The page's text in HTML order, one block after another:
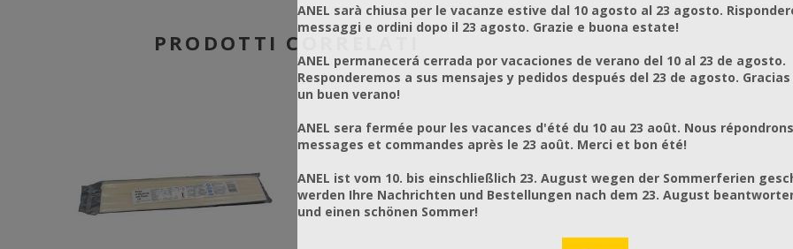
PRODOTTI CORRELATI
ANEL sarà chiusa per le vacanze estive dal 10 agosto al 23 agosto.
messaggi e ordini dopo il 23 agosto. Grazie e buona estate!
ANEL permanecerá cerrada por vacaciones de verano del 10 al 23 de agosto.
Responderemos a sus mensajes y pedidos después del 23 de agosto.
un buen verano!
ANEL sera fermée pour les vacances d'été du 10 au 23 août. Nous
messages et commandes après le 23 août. Merci et bon été!
ANEL ist vom 10. bis einschließlich 23. August wegen der Sommerferien
werden Ihre Nachrichten und Bestellungen nach dem 23. August
und einen schönen Sommer!